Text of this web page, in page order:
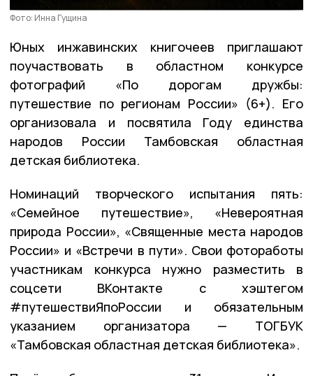
Фото: Инна Гущина
Юных инжавинских книгочеев приглашают
поучаствовать в областном конкурсе
фотографий «По дорогам дружбы:
путешествие по регионам России» (6+). Его
организовала и посвятила Году единства
народов России Тамбовская областная
детская библиотека.
Номинаций творческого испытания пять:
«Семейное путешествие», «Невероятная
природа России», «Священные места народов
России» и «Встречи в пути». Свои фотоработы
участникам конкурса нужно разместить в
соцсети ВКонтакте с хэштегом
#путешествиЯпоРоссии и обязательным
указанием организатора — ТОГБУК
«Тамбовская областная детская библиотека».